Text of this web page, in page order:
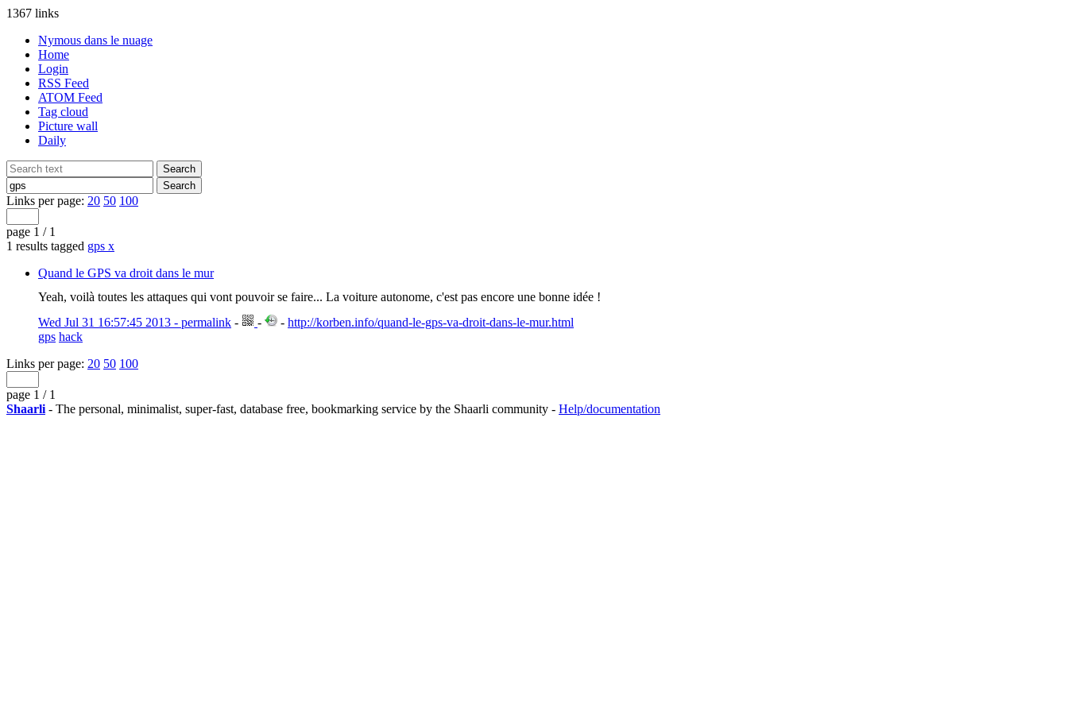
1367 links
Nymous dans le nuage
Home
Login
RSS Feed
ATOM Feed
Tag cloud
Picture wall
Daily
Links per page: 20 50 100
page 1 / 1
1 results tagged gps x
Quand le GPS va droit dans le mur
Yeah, voilà toutes les attaques qui vont pouvoir se faire... La voiture autonome, c'est pas encore une bonne idée !
Wed Jul 31 16:57:45 2013 - permalink - - - http://korben.info/quand-le-gps-va-droit-dans-le-mur.html
gps hack
Links per page: 20 50 100
page 1 / 1
Shaarli - The personal, minimalist, super-fast, database free, bookmarking service by the Shaarli community - Help/documentation